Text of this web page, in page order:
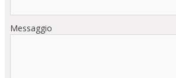
Messaggio